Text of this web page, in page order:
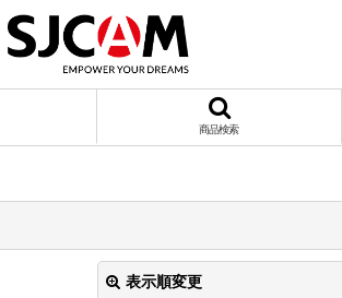
商品検索
表示順変更